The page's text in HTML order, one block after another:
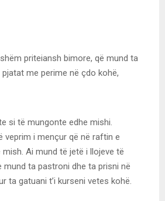
priteiansh bimore, që mund ta
me perime në çdo kohë,
si të mungonte edhe mishi.
veprim i mençur që në raftin e
Ai mund të jetë i llojeve të
mund ta pastroni dhe ta prisni në
ta gatuani t’i kurseni vetes kohë.